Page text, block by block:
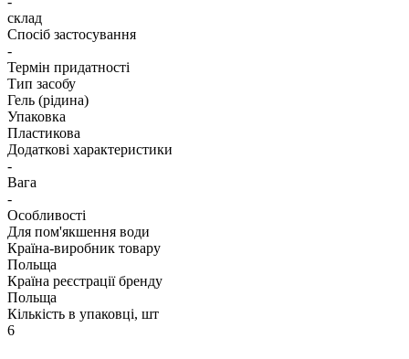
склад
Спосіб застосування
-
Термін придатності
Тип засобу
Гель (рідина)
Упаковка
Пластикова
Додаткові характеристики
-
Вага
-
Особливості
Для пом'якшення води
Країна-виробник товару
Польща
Країна реєстрації бренду
Польща
Кількість в упаковці, шт
6